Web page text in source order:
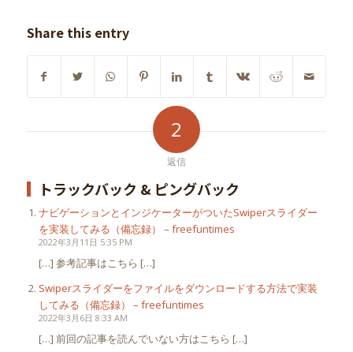
Share this entry
2
返信
トラックバック & ピングバック
ナビゲーションとインジケーターがついたSwiperスライダー
を実装してみる（備忘録） – freefuntimes
2022年3月11日 5:35 PM
[…] 参考記事はこちら […]
Swiperスライダーをファイルをダウンロードする方法で実装
してみる（備忘録） – freefuntimes
2022年3月6日 8:33 AM
[…] 前回の記事を読んでいない方はこちら […]